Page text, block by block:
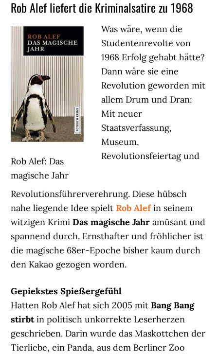
Rob Alef liefert die Kriminalsatire zu 1968
Rob Alef: Das
magische Jahr
Was wäre, wenn die
Studentenrevolte von
1968 Erfolg gehabt hätte?
Dann wäre sie eine
Revolution geworden mit
allem Drum und Dran:
Mit neuer
Staatsverfassung,
Museum,
Revolutionsfeiertag und
Revolutionsführerverehrung. Diese hübsch
nahe liegende Idee spielt Rob Alefin seinem
witzigen KrimiDas magische Jahr amüsant und
spannend durch. Ernsthafter und fröhlicher ist
die magische 68er-Epoche bisher kaum durch
den Kakao gezogen worden.
Gepiekstes Spießergefühl
Hatten Rob Alef hat sich 2005 mitBang Bang
stirbtin politisch unkorrekte Leserherzen
geschrieben. Darin wurde das Maskottchen der
Tierliebe, ein Panda, aus dem Berliner Zoo